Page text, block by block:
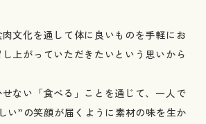
文化を通して体に良いものを手軽にお
上がっていただきたいという思いから
ない「食べる」ことを通じて、 一人で
い”の笑顔が届くように素材の味を生か